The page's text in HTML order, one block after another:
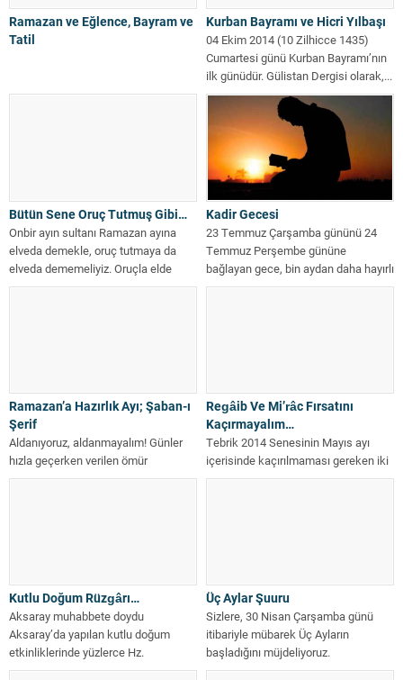
Ramazan ve Eğlence, Bayram ve
Tatil
Kurban Bayramı ve Hicri Yılbaşı
04 Ekim 2014 (10 Zilhicce 1435)
Cumartesi günü Kurban Bayramı’nın
ilk günüdür. Gülistan Dergisi olarak,...
Bütün Sene Oruç Tutmuş Gibi…
Onbir ayın sultanı Ramazan ayına
elveda demekle, oruç tutmaya da
elveda dememeliyiz. Oruçla elde
ettiğimiz...
Kadir Gecesi
23 Temmuz Çarşamba gününü 24
Temmuz Perşembe gününe
bağlayan gece, bin aydan daha hayırlı
olduğu...
Ramazan’a Hazırlık Ayı; Şaban-ı
Şerif
Aldanıyoruz, aldanmayalım! Günler
hızla geçerken verilen ömür
sermayesini tüketiyoruz her geçen
Regâib Ve Mi’râc Fırsatını
Kaçırmayalım…
Tebrik 2014 Senesinin Mayıs ayı
içerisinde kaçırılmaması gereken iki
kıymetli mühim gece var. Bunlardan
Kutlu Doğum Rüzgârı…
Aksaray muhabbete doydu
Aksaray’da yapılan kutlu doğum
etkinliklerinde yüzlerce Hz.
Resulullah sevdalısı, Aksaray Kültür...
Üç Aylar Şuuru
Sizlere, 30 Nisan Çarşamba günü
itibariyle mübarek Üç Ayların
başladığını müjdeliyoruz.
“Müjdeliyoruz” dememiz boşuna